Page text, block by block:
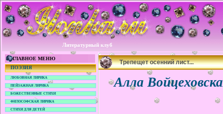
Литературный клуб
ГЛАВНОЕ МЕНЮ
ПОЭЗИЯ
ЛЮБОВНАЯ ЛИРИКА
ПЕЙЗАЖНАЯ ЛИРИКА
БОЖЕСТВЕННЫЕ СТИХИ
ФИЛОСОФСКАЯ ЛИРИКА
СТИХИ ДЛЯ ДЕТЕЙ
Трепещет осенний лист...
Алла